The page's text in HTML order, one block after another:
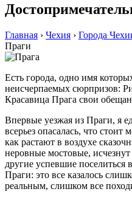
Главная › Чехия › Города
Праги
Есть города, одно имя
неисчерпаемых сюрпризов:
Красавица Прага свои
Впервые уезжая из Праги, я
всерьез опасалась, что стоит
как растают в воздухе
неровные мостовые,
другие успевшие поселиться
Праги: это все казалось
реальным, слишком все